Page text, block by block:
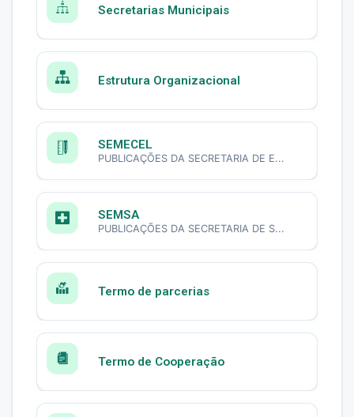
Secretarias Municipais
Estrutura Organizacional
SEMECEL
PUBLICAÇÕES DA SECRETARIA DE E...
SEMSA
PUBLICAÇÕES DA SECRETARIA DE S...
Termo de parcerias
Termo de Cooperação